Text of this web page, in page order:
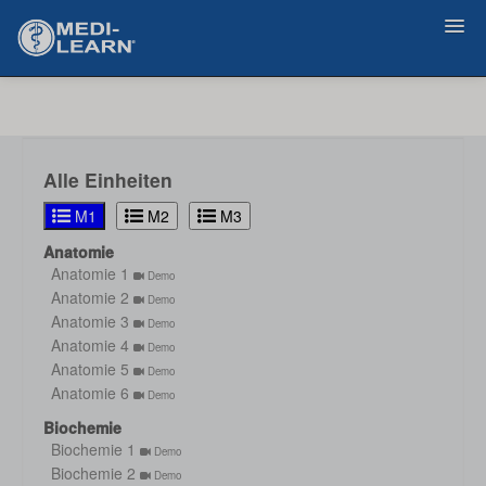
Alle Einheiten
M1 M2
M3
Anatomie
Anatomie 1
Demo
Anatomie 2 Demo
Anatomie 3 Demo
Anatomie 4 Demo
Anatomie 5 Demo
Anatomie 6 Demo
Biochemie
Biochemie 1
Demo
Biochemie 2 Demo